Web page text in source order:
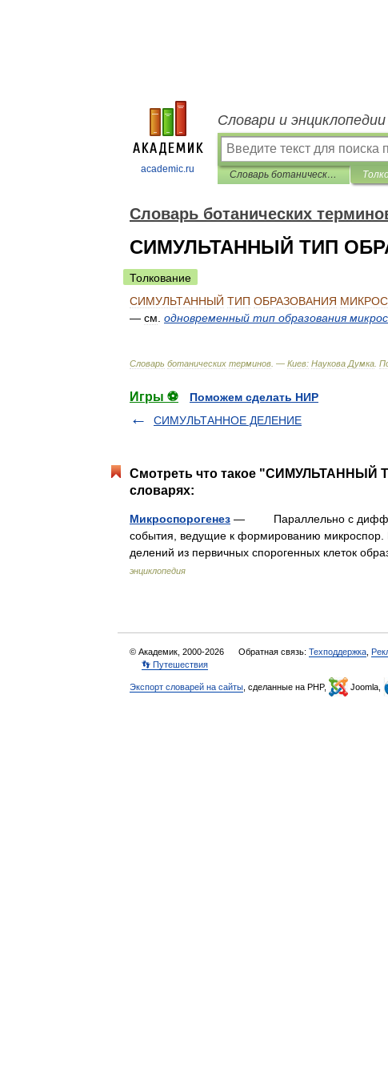
academic.ru
Словари и
Словарь ботанических терминов
Словарь ботанических
СИМУЛЬТАННЫЙ ТИП
Толкование
СИМУЛЬТАННЫЙ ТИП ОБРАЗОВАНИЯ
— см одновременный тип образования
Словарь ботанических терминов . — Киев: Наукова Думка
Игры ⚽
Поможем сделать НИР
СИМУЛЬТАННОЕ ДЕЛЕНИЕ
Смотреть что такое
словарях:
Микроспорогенез — Параллельно с
события, ведущие к формированию микроспор.
делений из первичных спорогенных клеток
энциклопедия
© Академик, 2000-2026 Обратная связь: Техподдержка
👣 Путешествия
Экспорт словарей на сайты , сделанные на PHP, Joomla,